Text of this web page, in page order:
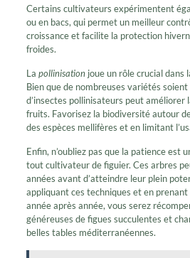
Certains cultivateurs expérimentent
ou en bacs, qui permet un meilleur
croissance et facilite la protection
froides.
La pollinisationjoue un rôle crucial dans
Bien que de nombreuses variétés
d’insectes pollinisateurs peut améliorer
fruits. Favorisez la biodiversité autour
des espèces mellifères et en limitant
Enfin, n’oubliez pas que la patience est
tout cultivateur de figuier. Ces arbres
années avant d’atteindre leur plein
appliquant ces techniques et en
année après année, vous serez
généreuses de figues succulentes et
belles tables méditerranéennes.